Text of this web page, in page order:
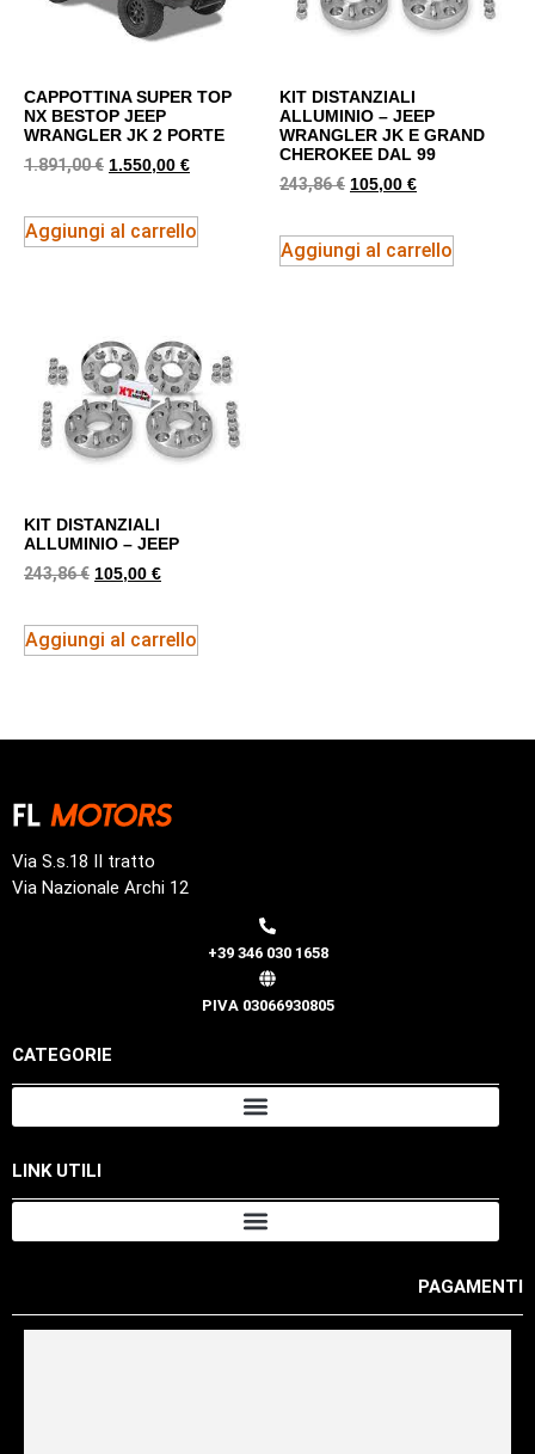
CAPPOTTINA SUPER TOP
NX BESTOP JEEP
WRANGLER JK 2 PORTE
1.891,00€ 1.550,00 €
Aggiungi al carrello
KIT DISTANZIALI
ALLUMINIO – JEEP
WRANGLER JK E GRAND
CHEROKEE DAL 99
243,86€ 105,00 €
Aggiungi al carrello
KIT DISTANZIALI
ALLUMINIO – JEEP
243,86€ 105,00 €
Aggiungi al carrello
Via S.s.18 II tratto
Via Nazionale Archi 12
+39 346 030 1658
PIVA 03066930805
CATEGORIE
LINK UTILI
PAGAMENTI